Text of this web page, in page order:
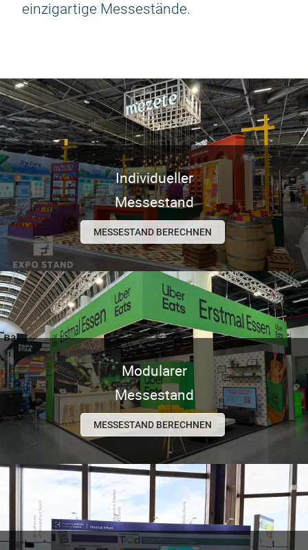
einzigartige Messestände.
Individueller
Messestand
MESSESTAND BERECHNEN
Modularer
Messestand
MESSESTAND BERECHNEN